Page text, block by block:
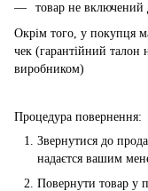
товар не включений
Окрім того, у покупця
чек (гарантійний талон
виробником)
Процедура повернення:
Звернутися до
надаєтся вашим
Повернути товар у